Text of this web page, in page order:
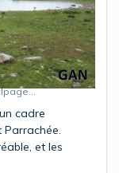
cadre
et les